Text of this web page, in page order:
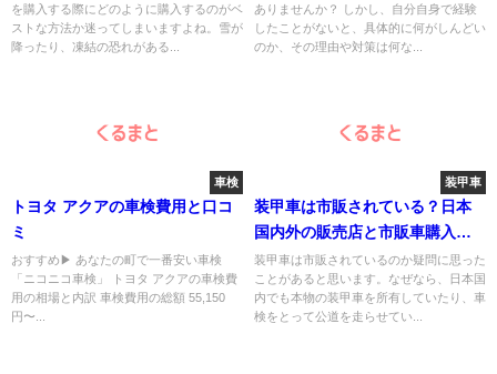
を購入する際にどのように購入するのがベ
ストな方法か迷ってしまいますよね。雪が
降ったり、凍結の恐れがある...
ありませんか？ しかし、自分自身で経験
したことがないと、具体的に何がしんどい
のか、その理由や対策は何な...
車検
トヨタ アクアの車検費用と口コ
ミ
おすすめ▶︎ あなたの町で一番安い車検
「ニコニコ車検」 トヨタ アクアの車検費
用の相場と内訳 車検費用の総額 55,150
円〜...
装甲車
装甲車は市販されている？日本
国内外の販売店と市販車購入方
法まとめ
装甲車は市販されているのか疑問に思った
ことがあると思います。なぜなら、日本国
内でも本物の装甲車を所有していたり、車
検をとって公道を走らせてい...